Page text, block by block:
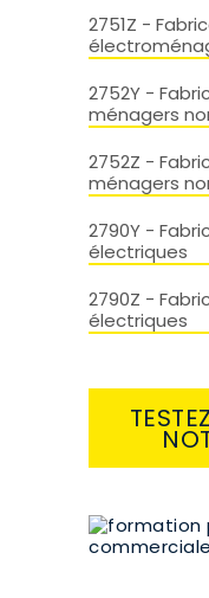
2751Z -
2752Y -
ménagers
2752Z -
ménagers
2790Y -
électriques
2790Z -
électriques